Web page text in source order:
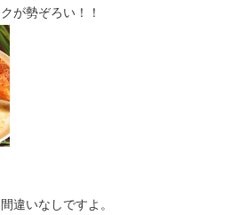
が勢ぞろい！！
違いなしですよ。